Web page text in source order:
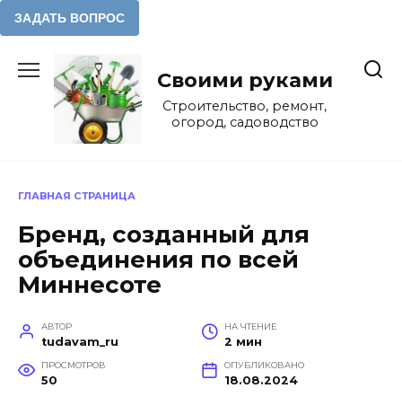
содержанию
Своими руками
Строительство, ремонт,
огород, садоводство
ГЛАВНАЯ СТРАНИЦА
Бренд, созданный для
объединения по всей
Миннесоте
АВТОР
tudavam_ru
НА ЧТЕНИЕ
2 мин
ПРОСМОТРОВ
50
ОПУБЛИКОВАНО
18.08.2024